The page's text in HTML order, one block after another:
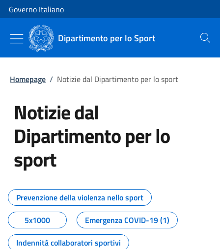
Vai al contenuto
Vai alla navigazione del sito
Governo Italiano
Dipartimento per lo Sport Cerca
Homepage / Notizie dal Dipartimento per lo sport
Notizie dal
Dipartimento per lo
sport
Tutti i contenuti della pagina
Prevenzione della violenza nello sport
5x1000
Emergenza COVID-19 (1)
Indennità collaboratori sportivi